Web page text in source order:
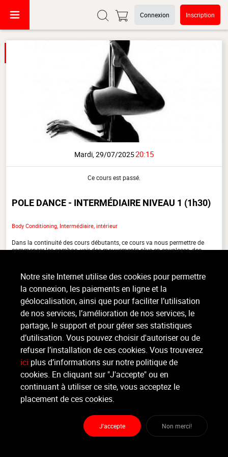
Connexion Inscription
Mardi, 29/07/202520:15
Ce cours est passé.
POLE DANCE - INTERMÉDIAIRE NIVEAU 1 (1h30)
Body Conditioning, Intermédiaire, intérieur
Dans la continuité des cours débutants, ce cours va nous permettre de
commencer les combos, voir des mouvements plus en souplesse, des
Organisateur
POLE SENSATION
Moniteur
Non renseigné
Lieu : Pole Sensation
Rue de Visé 152 - 4020 Jupille
Partager
Notre site Internet utilise des cookies pour permettre
la connexion, les paiements en ligne et la
géolocalisation, ainsi que pour faciliter l’utilisation
de nos services, l’amélioration de nos services, le
partage, le support et pour gérer ses statistiques
d’utilisation. Vous pouvez choisir d'autoriser ou de
refuser l’installation de ces cookies. Vous trouverez
ici plus d’informations sur notre politique de
cookies. En cliquant sur "J'accepte" ou en
continuant à utiliser ce site, vous acceptez le
placement de ces cookies.
J'accepte Non merci!